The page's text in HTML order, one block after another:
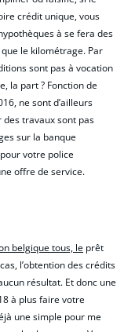
crédit unique, vous
à se fera des
le kilométrage. Par
sont pas à vocation
la part ? Fonction de
ne sont d’ailleurs
travaux sont pas
sur la banque
votre police
offre de service.
belgique tous, le prêt
l’obtention des crédits
résultat. Et donc une
à plus faire votre
une simple pour me